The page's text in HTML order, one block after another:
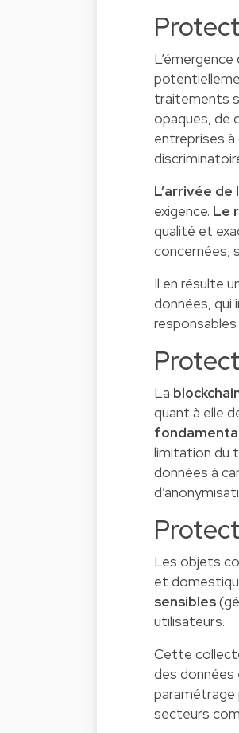
L’émergence
traitements
opaques, de
entreprises à
L’arrivée de
exigence. Le
qualité et
concernées,
Il en résulte
données, qui
responsables
La
quant à elle
limitation du
données à
Les objets
et
sensibles
utilisateurs.
Cette
des données
paramétrage
secteurs